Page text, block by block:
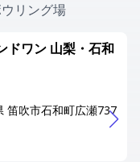
リング場
ドワン 山梨・石和
笛吹市石和町広瀬737